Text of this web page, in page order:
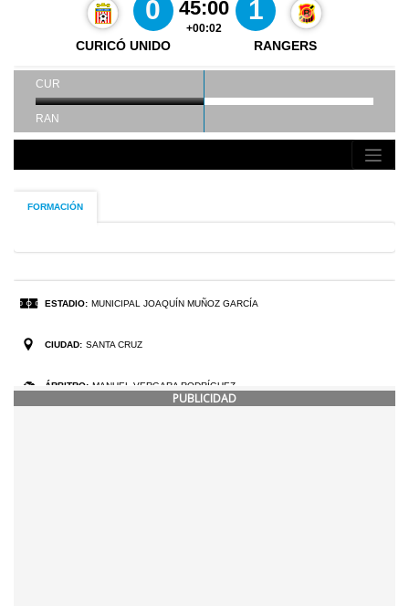
PUBLICIDAD